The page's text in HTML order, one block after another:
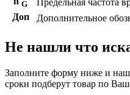
G
Предельная частота
Доп
Дополнительное
Не нашли что
Заполните форму ниже и
сроки подберут товар по